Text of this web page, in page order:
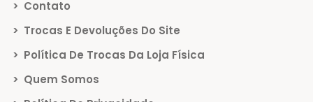
> Contato
> Trocas E Devoluções Do Site
> Política De Trocas Da Loja Física
> Quem Somos